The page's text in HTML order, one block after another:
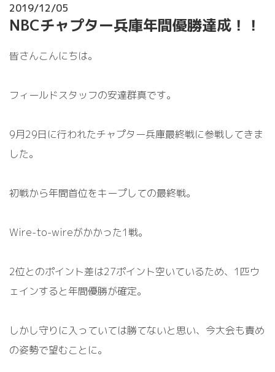
2019/12/05
NBCチャプター兵庫年間優勝達成！！
皆さんこんにちは。
フィールドスタッフの安達群真です。
9月29日に行われたチャプター兵庫最終戦に参戦してきま
した。
初戦から年間首位をキープしての最終戦。
Wire-to-wireがかかった1戦。
2位とのポイント差は27ポイント空いているため、 1 匹ウ
ェインすると年間優勝が確定。
しかし守りに入っていては勝てないと思い、今大会も責め
の姿勢で望むことに。